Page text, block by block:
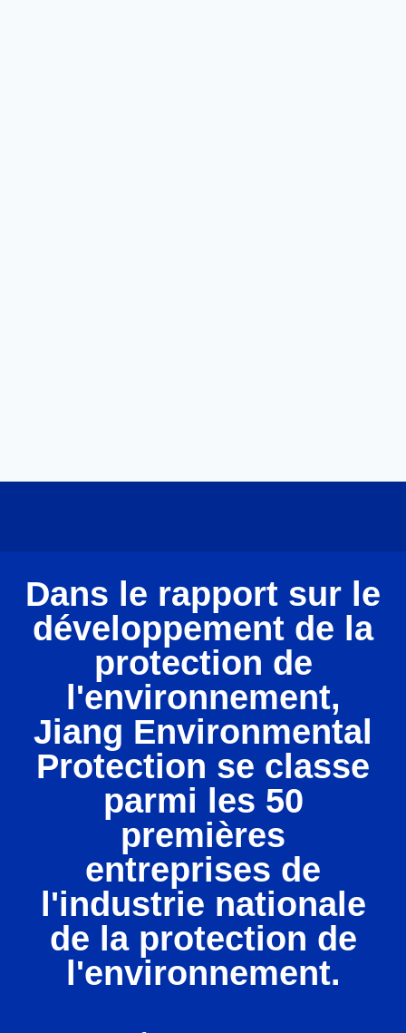
Dans le rapport sur le
développement de la
protection de
l'environnement,
Jiang Environmental
Protection se classe
parmi les 50
premières
entreprises de
l'industrie nationale
de la protection de
l'environnement.